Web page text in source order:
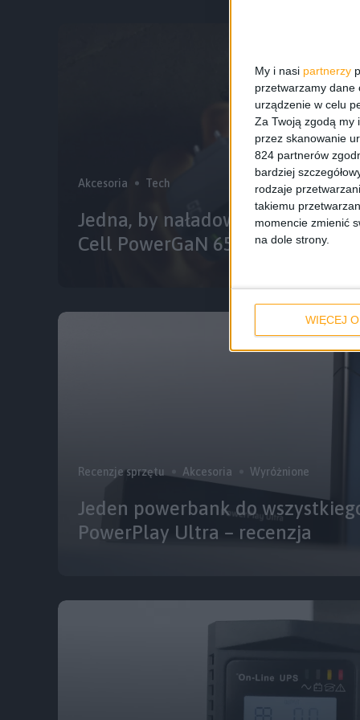
My i nasi partnerzy
przetwarzamy dane
urządzenie w celu
Za Twoją zgodą my
przez skanowanie
824 partnerów
bardziej
rodzaje
takiemu
momencie zmienić
na dole strony.
WIĘCEJ
Akcesoria Tech
Jedna, by naładować (prawie)
Cell PowerGaN 65 W już w
Recenzje sprzętu Akcesoria Wyróżnione
Jeden powerbank do
PowerPlay Ultra – recenzja